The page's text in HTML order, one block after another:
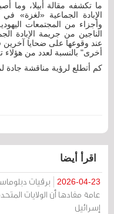
ما تكشفه مقالة أبيلا،
الإبادة الجماعية «لغزة»
وأجزاء من المجتمعات
الناجين من جريمة الإبادة
عند وقوعها على ضحايا
أخرى" بالنسبة لعدد من
كم أتطلع لرؤية مناقشة جادة
اقرأ أيضا
2026-04-23
برقيات
عامة مفادها أن الولايات
إسرائيل